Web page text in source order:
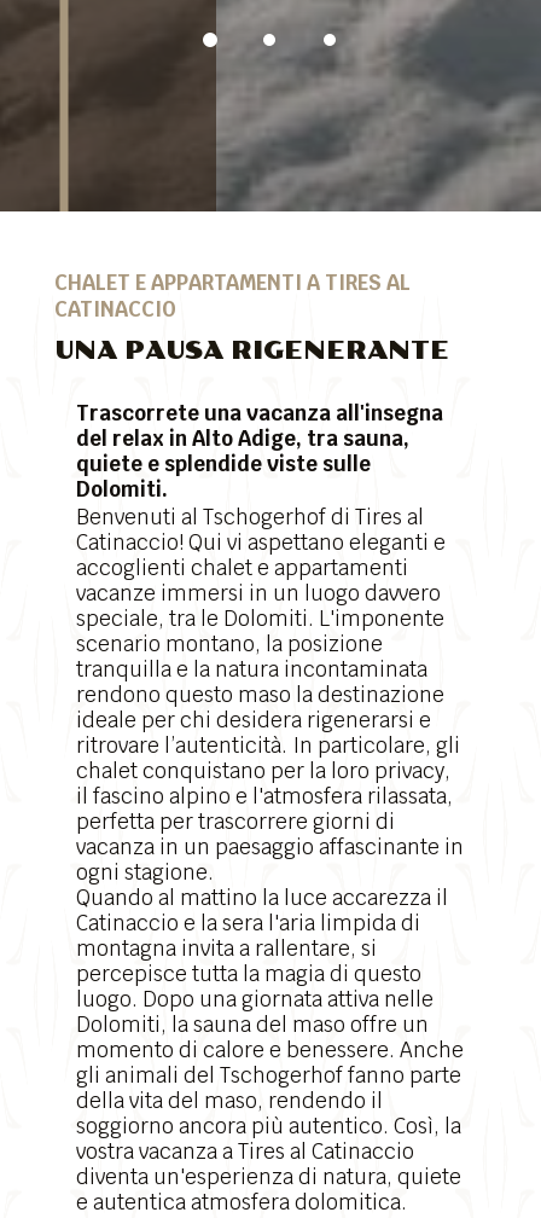
CHALET E APPARTAMENTI A TIRES AL
CATINACCIO
UNA PAUSA RIGENERANTE
Trascorrete una vacanza all'insegna
del relax in Alto Adige, tra sauna,
quiete e splendide viste sulle
Dolomiti.
Benvenuti al Tschogerhof di Tires al
Catinaccio! Qui vi aspettano eleganti e
accoglienti chalet e appartamenti
vacanze immersi in un luogo davvero
speciale, tra le Dolomiti. L'imponente
scenario montano, la posizione
tranquilla e la natura incontaminata
rendono questo maso la destinazione
ideale per chi desidera rigenerarsi e
ritrovare l’autenticità. In particolare, gli
chalet conquistano per la loro privacy,
il fascino alpino e l'atmosfera rilassata,
perfetta per trascorrere giorni di
vacanza in un paesaggio affascinante in
ogni stagione.
Quando al mattino la luce accarezza il
Catinaccio e la sera l'aria limpida di
montagna invita a rallentare, si
percepisce tutta la magia di questo
luogo. Dopo una giornata attiva nelle
Dolomiti, la sauna del maso offre un
momento di calore e benessere. Anche
gli animali del Tschogerhof fanno parte
della vita del maso, rendendo il
soggiorno ancora più autentico. Così, la
vostra vacanza a Tires al Catinaccio
diventa un'esperienza di natura, quiete
e autentica atmosfera dolomitica.